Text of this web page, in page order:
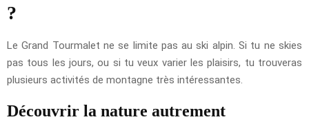
?
Le Grand Tourmalet ne se limite pas au ski alpin. Si tu ne skies
pas tous les jours, ou si tu veux varier les plaisirs, tu trouveras
plusieurs activités de montagne très intéressantes.
Découvrir la nature autrement